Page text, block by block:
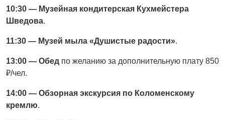
10:30 — Музейная кондитерская Кухмейстера
Шведова.
11:30 — Музей мыла «Душистые радости».
13:00 — Обед по желанию за дополнительную плату 850
₽/чел.
14:00 — Обзорная экскурсия по Коломенскому
кремлю.